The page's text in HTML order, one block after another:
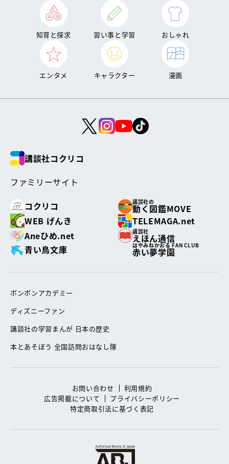
知育と探求 習い事と学習 おしゃれ
エンタメ キャラクター 漫画
講談社コクリコ
ファミリーサイト
コクリコ
講談社の
動く図鑑MOVE
WEB げんき
TELEMAGA.net
Aneひめ.net
講談社
えほん通信
青い鳥文庫
はやみねかおる FAN CLUB
赤い夢学園
ボンボンアカデミー
ディズニーファン
講談社の学習まんが 日本の歴史
本とあそぼう 全国訪問おはなし隊
お問い合わせ
利用規約
広告掲載について
プライバシーポリシー
特定商取引法に基づく表記